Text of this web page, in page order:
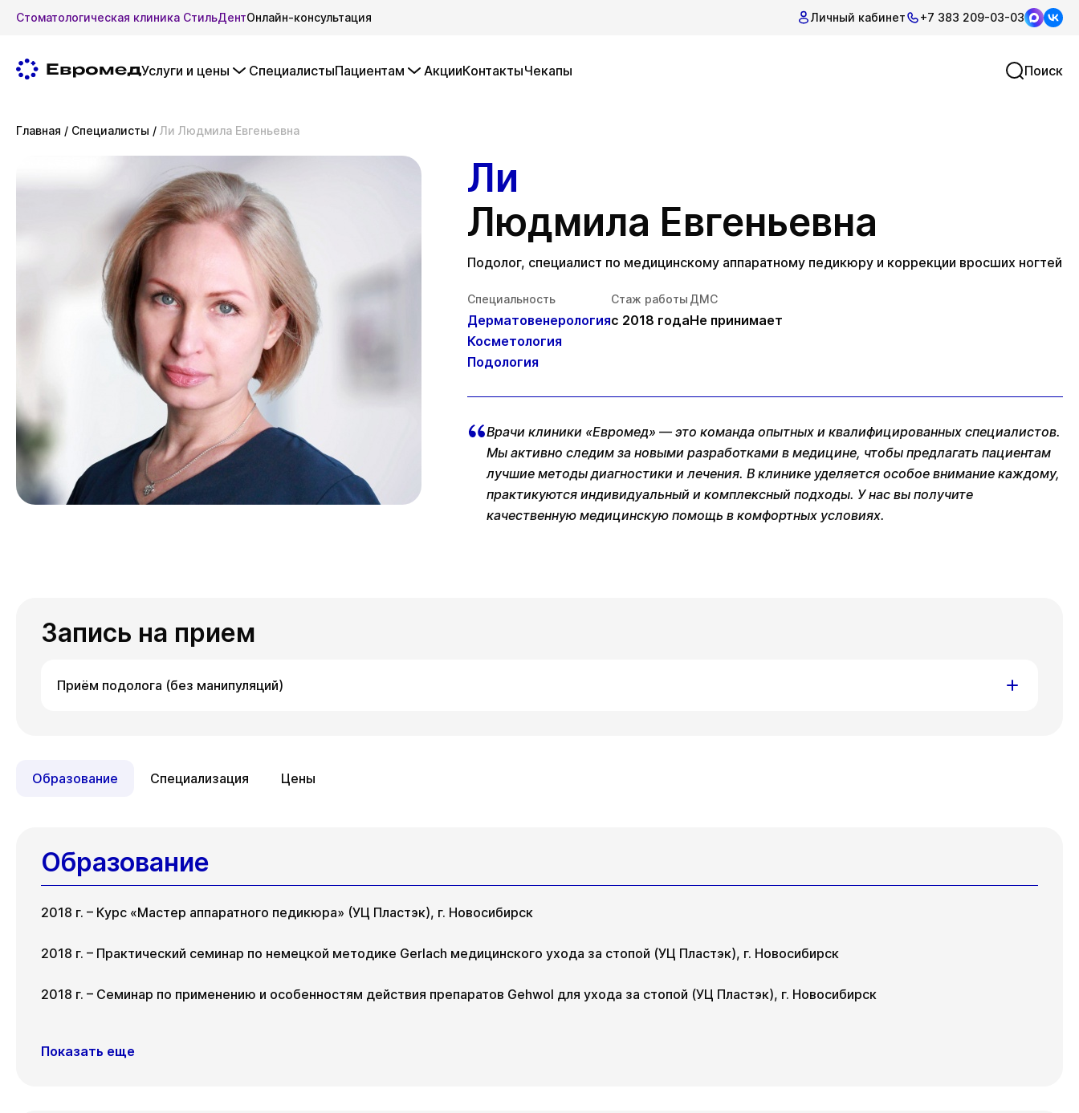
Стоматологическая клиника СтильДентОнлайн-консультация Личный кабинет +7 383 209-03-03
Услуги и цены СпециалистыПациентам АкцииКонтактыЧекапы Поиск
Главная / Специалисты / Ли Людмила Евгеньевна
Ли
Людмила Евгеньевна
Подолог, специалист по медицинскому аппаратному педикюру и коррекции вросших ногтей
Специальность
Дерматовенерология
Косметология
Подология
Стаж работы
с 2018 года
ДМС
Не принимает
Врачи клиники «Евромед» — это команда опытных и квалифицированных специалистов.
Мы активно следим за новыми разработками в медицине, чтобы предлагать пациентам
лучшие методы диагностики и лечения. В клинике уделяется особое внимание каждому,
практикуются индивидуальный и комплексный подходы. У нас вы получите
качественную медицинскую помощь в комфортных условиях.
Запись на прием
Приём подолога (без манипуляций)
07 авг 08 авг 11 авг 12 авг
Образование Специализация Цены
Образование
2018 г. – Курс «Мастер аппаратного педикюра» (УЦ Пластэк), г. Новосибирск
2018 г. – Практический семинар по немецкой методике Gerlach медицинского ухода за стопой (УЦ Пластэк), г. Новосибирск
2018 г. – Семинар по применению и особенностям действия препаратов Gehwol для ухода за стопой (УЦ Пластэк), г. Новосибирск
Показать еще